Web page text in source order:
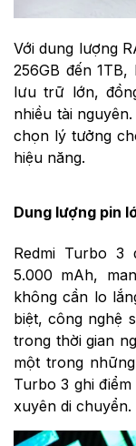
Với dung lượng
256GB đến
lưu trữ lớn,
nhiều tài
chọn lý tưởng
hiệu năng.
Dung lượng pin
Redmi Turbo 3
5.000 mAh,
không cần lo
biệt, công nghệ
trong thời gian
một trong
Turbo 3 ghi
xuyên di chuyển.